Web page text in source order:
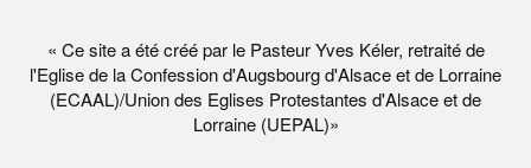
« Ce site a été créé par le Pasteur Yves Kéler, retraité de
l'Eglise de la Confession d'Augsbourg d'Alsace et de Lorraine
(ECAAL)/Union des Eglises Protestantes d'Alsace et de
Lorraine (UEPAL)»